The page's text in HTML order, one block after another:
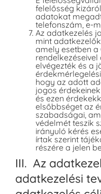
felelősség
adatokat
telefonszám, e-
Az adatkezelés
mint
amely esetben a
elvégezték és a
hogy az adott
jogos
és ezen
elsőbbséget az
szabadságai,
védelmét teszik
irányuló kérés
írtak szerint
részére a jelen
III. Az
adatkezelési